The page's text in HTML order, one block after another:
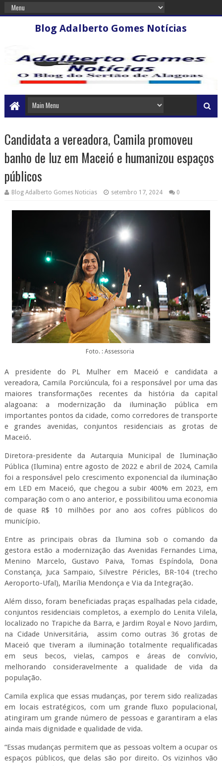
Blog Adalberto Gomes Notícias
Candidata a vereadora, Camila promoveu
banho de luz em Maceió e humanizou espaços
públicos
Blog Adalberto Gomes Noticias setembro 17, 2024 0
Foto. : Assessoria
A presidente do PL Mulher em Maceió e candidata a
vereadora, Camila Porciúncula, foi a responsável por uma das
maiores transformações recentes da história da capital
alagoana: a modernização da iluminação pública em
importantes pontos da cidade, como corredores de transporte
e grandes avenidas, conjuntos residenciais as grotas de
Maceió.
Diretora-presidente da Autarquia Municipal de Iluminação
Pública (Ilumina) entre agosto de 2022 e abril de 2024, Camila
foi a responsável pelo crescimento exponencial da iluminação
em LED em Maceió, que chegou a subir 400% em 2023, em
comparação com o ano anterior, e possibilitou uma economia
de quase R$ 10 milhões por ano aos cofres públicos do
município.
Entre as principais obras da Ilumina sob o comando da
gestora estão a modernização das Avenidas Fernandes Lima,
Menino Marcelo, Gustavo Paiva, Tomas Espíndola, Dona
Constança, Juca Sampaio, Silvestre Péricles, BR-104 (trecho
Aeroporto-Ufal), Marília Mendonça e Via da Integração.
Além disso, foram beneficiadas praças espalhadas pela cidade,
conjuntos residenciais completos, a exemplo do Lenita Vilela,
localizado no Trapiche da Barra, e Jardim Royal e Novo Jardim,
na Cidade Universitária, assim como outras 36 grotas de
Maceió que tiveram a iluminação totalmente requalificadas
em seus becos, vielas, campos e áreas de convívio,
melhorando consideravelmente a qualidade de vida da
população.
Camila explica que essas mudanças, por terem sido realizadas
em locais estratégicos, com um grande fluxo populacional,
atingiram um grande número de pessoas e garantiram a elas
ainda mais dignidade e qualidade de vida.
“Essas mudanças permitem que as pessoas voltem a ocupar os
espaços públicos, que delas são por direito. Os vizinhos vão